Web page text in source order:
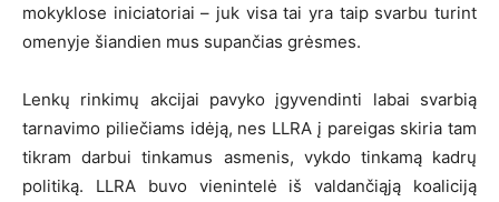
mokyklose iniciatoriai – juk visa tai yra taip svarbu turint
omenyje šiandien mus supančias grėsmes.
Lenkų rinkimų akcijai pavyko įgyvendinti labai svarbią
tarnavimo piliečiams idėją, nes LLRA į pareigas skiria tam
tikram darbui tinkamus asmenis, vykdo tinkamą kadrų
politiką. LLRA buvo vienintelė iš valdančiąją koaliciją